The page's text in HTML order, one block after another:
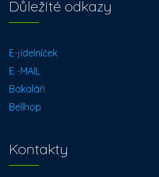
Důležité odkazy
E-jídelníček
E -MAIL
Bakaláři
Bellhop
Kontakty